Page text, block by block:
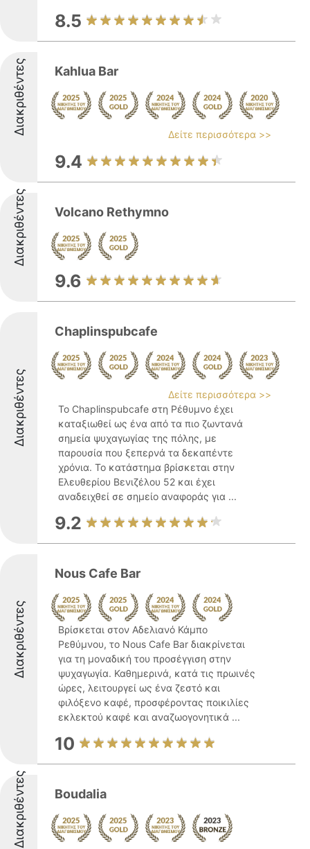
8.5
Διακριθέντες Kahlua Bar
Δείτε περισσότερα >>
9.4
Διακριθέντες Volcano Rethymno
9.6
Διακριθέντες
Chaplinspubcafe
Δείτε περισσότερα >>
Το Chaplinspubcafe στη Ρέθυμνο έχει
καταξιωθεί ως ένα από τα πιο ζωντανά
σημεία ψυχαγωγίας της πόλης, με
παρουσία που ξεπερνά τα δεκαπέντε
χρόνια. Το κατάστημα βρίσκεται στην
Ελευθερίου Βενιζέλου 52 και έχει
αναδειχθεί σε σημείο αναφοράς για ...
9.2
Διακριθέντες
Nous Cafe Bar
Βρίσκεται στον Αδελιανό Κάμπο
Ρεθύμνου, το Nous Cafe Bar διακρίνεται
για τη μοναδική του προσέγγιση στην
ψυχαγωγία. Καθημερινά, κατά τις πρωινές
ώρες, λειτουργεί ως ένα ζεστό και
φιλόξενο καφέ, προσφέροντας ποικιλίες
εκλεκτού καφέ και αναζωογονητικά ...
10
Διακριθέντες Boudalia